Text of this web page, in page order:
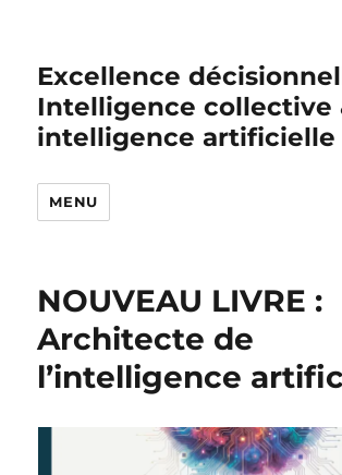
Excellence
Intelligence collective
intelligence artificielle
MENU
NOUVEAU LIVRE :
Architecte de
l’intelligence